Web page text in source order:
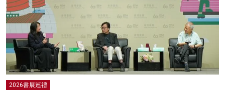
2026書展巡禮